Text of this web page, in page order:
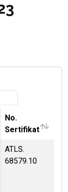
No.
Sertifikat
ATLS.
68579.10